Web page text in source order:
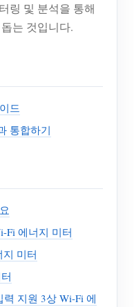
링 및 분석을 통해
는 것입니다.
드
통합하기
Fi 에너지 미터
미터
지원 3상 Wi-Fi 에